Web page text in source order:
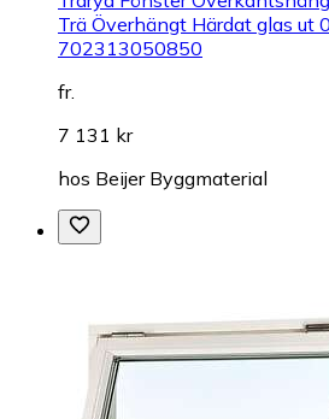
Trä Överhängt Härdat glas ut
702313050850
fr.
7 131 kr
hos Beijer Byggmaterial